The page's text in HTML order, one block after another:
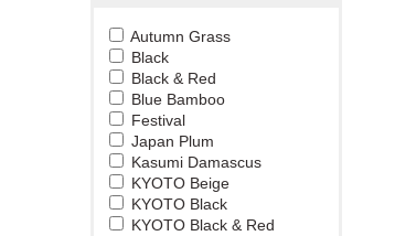
Autumn Grass
Black
Black & Red
Blue Bamboo
Festival
Japan Plum
Kasumi Damascus
KYOTO Beige
KYOTO Black
KYOTO Black & Red